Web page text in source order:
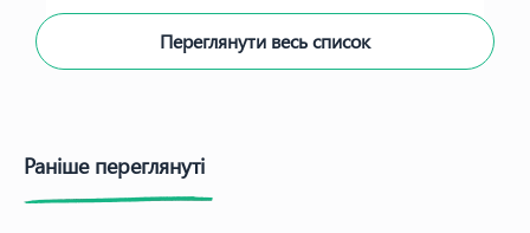
Переглянути весь список
Раніше переглянуті